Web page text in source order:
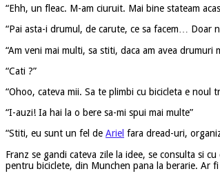
“Ehh, un fleac. M-am ciuruit. Mai bine stateam
“Pai asta-i drumul, de carute, ce sa facem… Doar
“Am veni mai multi, sa stiti, daca am avea
“Cati ?”
“Ohoo, cateva mii. Sa te plimbi cu bicicleta e noul
“I-auzi! Ia hai la o bere sa-mi spui mai multe”
“Stiti, eu sunt un fel de Ariel fara dread-uri,
Franz se gandi cateva zile la idee, se consulta si
pentru biciclete, din Munchen pana la berarie. Ar